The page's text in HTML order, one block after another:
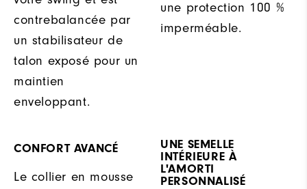
contrebalancée par
un stabilisateur de
talon exposé pour un
maintien
enveloppant.
une protection 100 %
imperméable.
CONFORT AVANCÉ
Le collier en mousse
UNE SEMELLE
INTÉRIEURE À
L'AMORTI
PERSONNALISÉ